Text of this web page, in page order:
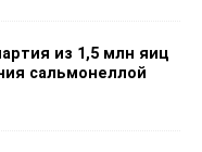
из 1,5 млн яиц
сальмонеллой